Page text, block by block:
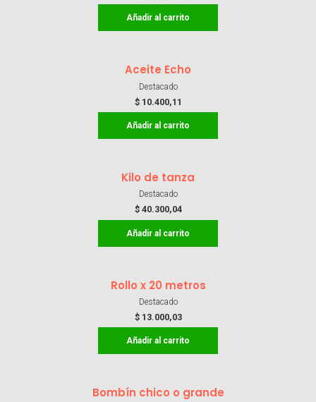
Añadir al carrito
Aceite Echo
Destacado
$10.400,11
Añadir al carrito
Kilo de tanza
Destacado
$40.300,04
Añadir al carrito
Rollo x 20 metros
Destacado
$13.000,03
Añadir al carrito
Bombín chico o grande